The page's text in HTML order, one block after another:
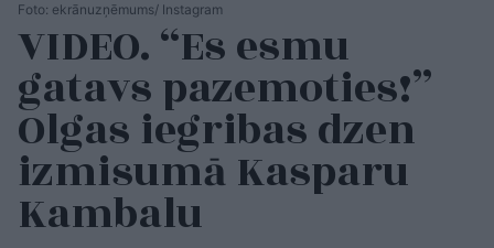
Foto: ekrānuzņēmums/ Instagram
VIDEO. “Es esmu
gatavs pazemoties!”
Olgas iegribas dzen
izmisumā Kasparu
Kambalu